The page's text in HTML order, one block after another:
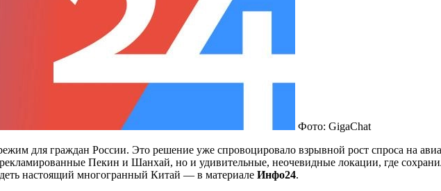
Фото: GigaChat
для граждан России. Это решение уже спровоцировало взрывной рост спроса на
Пекин и Шанхай, но и удивительные, неочевидные локации, где
настоящий многогранный Китай — в материале Инфо24.